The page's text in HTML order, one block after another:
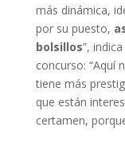
más dinámica,
por su puesto,
bolsillos”,
concurso: “Aquí
tiene más
que están
certamen,